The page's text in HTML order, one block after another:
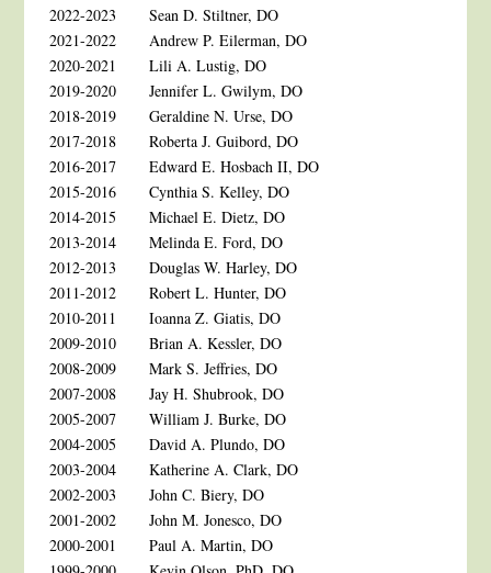
2022-2023
Sean D. Stiltner, DO
2021-2022
Andrew P. Eilerman, DO
2020-2021
Lili A. Lustig, DO
2019-2020
Jennifer L. Gwilym, DO
2018-2019
Geraldine N. Urse, DO
2017-2018
Roberta J. Guibord, DO
2016-2017
Edward E. Hosbach II, DO
2015-2016
Cynthia S. Kelley, DO
2014-2015
Michael E. Dietz, DO
2013-2014
Melinda E. Ford, DO
2012-2013
Douglas W. Harley, DO
2011-2012
Robert L. Hunter, DO
2010-2011
Ioanna Z. Giatis, DO
2009-2010
Brian A. Kessler, DO
2008-2009
Mark S. Jeffries, DO
2007-2008
Jay H. Shubrook, DO
2005-2007
William J. Burke, DO
2004-2005
David A. Plundo, DO
2003-2004
Katherine A. Clark, DO
2002-2003
John C. Biery, DO
2001-2002
John M. Jonesco, DO
2000-2001
Paul A. Martin, DO